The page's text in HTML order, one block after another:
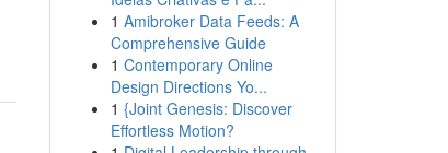
1 Amibroker Data Feeds: A
Comprehensive Guide
1 Contemporary Online
Design Directions Yo...
1 {Joint Genesis: Discover
Effortless Motion?